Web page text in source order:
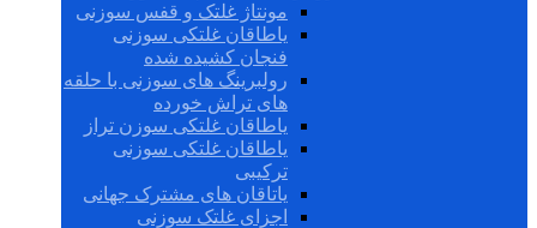
مونتاژ غلتک و قفس سوزنی
یاطاقان غلتکی سوزنی
فنجان کشیده شده
رولبرینگ های سوزنی با حلقه
های تراش خورده
یاطاقان غلتکی سوزن تراز
یاطاقان غلتکی سوزنی
ترکیبی
یاتاقان های مشترک جهانی
اجزای غلتک سوزنی